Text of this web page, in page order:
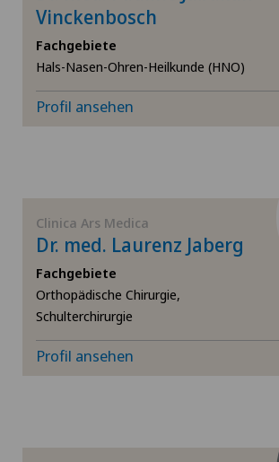
Allgemeine Innere Medizin
Alterspsychiatrie
Andrologie
Angiographie
Angiologie
Ärztezentrum Oerlikon
Ärztezentrum Ostermundigen
Ärztezentrum Siloah Murten
Ärztezentrum Solothurn
Bellinzona
Bellinzona Castello
SH
BS
TI
VS
JU
Vinckenbosch
Fachgebiete
Hals-Nasen-Ohren-Heilkunde (HNO)
Profil ansehen
Clinica Ars Medica
Dr. med. Laurenz Jaberg
Fachgebiete
Orthopädische Chirurgie,
Schulterchirurgie
Profil ansehen